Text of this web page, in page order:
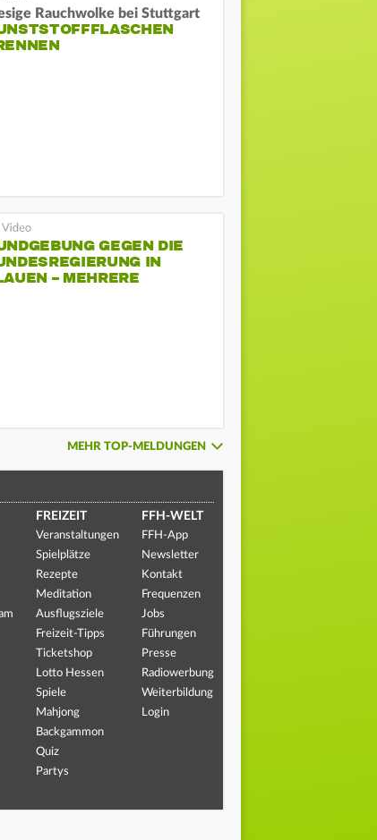
Rauchwolke bei Stuttgart
GEGEN DIE
IN
– MEHRERE
MEHR TOP-MELDUNGEN
FREIZEIT
Veranstaltungen
Spielplätze
Rezepte
Meditation
Ausflugsziele
Freizeit-Tipps
Ticketshop
Lotto Hessen
Spiele
Mahjong
Backgammon
Quiz
Partys
FFH-WELT
FFH-App
Newsletter
Kontakt
Frequenzen
Jobs
Führungen
Presse
Radiowerbung
Weiterbildung
Login